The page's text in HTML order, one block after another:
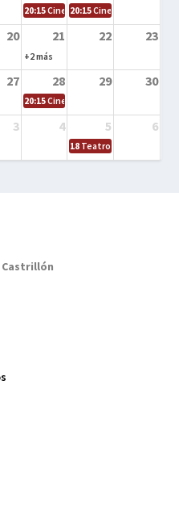
20:15Cine en la calle – Tortugas
20:15Cine en la calle –
20 21 22 23
+2 más
27 28 29 30
20:15Cine en el calle – Tintín y el
3 4 5 6
18 Teatro – Tres
Castrillón